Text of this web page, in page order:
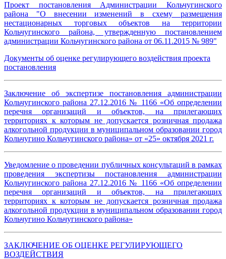
Проект постановления Администрации Кольчугинского
района "О внесении изменений в схему размещения
нестационарных торговых объектов на территории
Кольчугинского района, утвержденную постановлением
администрации Кольчугинского района от 06.11.2015 № 989"
Документы об оценке регулирующего воздействия проекта
постановления
Заключение об экспертизе постановления администрации
Кольчугинского района 27.12.2016 № 1166 «Об определении
перечня организаций и объектов, на прилегающих
территориях к которым не допускается розничная продажа
алкогольной продукции в муниципальном образовании город
Кольчугино Кольчугинского района» от «25» октября 2021 г.
Уведомление о проведении публичных консультаций в рамках
проведения экспертизы постановления администрации
Кольчугинского района 27.12.2016 № 1166 «Об определении
перечня организаций и объектов, на прилегающих
территориях к которым не допускается розничная продажа
алкогольной продукции в муниципальном образовании город
Кольчугино Кольчугинского района»
ЗАКЛЮЧЕНИЕ ОБ ОЦЕНКЕ РЕГУЛИРУЮЩЕГО
ВОЗДЕЙСТВИЯ